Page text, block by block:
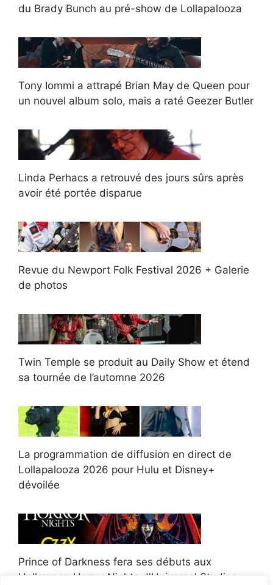
du Brady Bunch au pré-show de Lollapalooza
Tony Iommi a attrapé Brian May de Queen pour
un nouvel album solo, mais a raté Geezer Butler
Linda Perhacs a retrouvé des jours sûrs après
avoir été portée disparue
Revue du Newport Folk Festival 2026 + Galerie
de photos
Twin Temple se produit au Daily Show et étend
sa tournée de l’automne 2026
La programmation de diffusion en direct de
Lollapalooza 2026 pour Hulu et Disney+
dévoilée
Prince of Darkness fera ses débuts aux
Halloween Horror Nights d'Universal Studios